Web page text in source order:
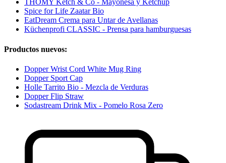
THOMY Ketch & Co - Mayonesa y Ketchup
Spice for Life Zaatar Bio
EatDream Crema para Untar de Avellanas
Küchenprofi CLASSIC - Prensa para hamburguesas
Productos nuevos:
Dopper Wrist Cord White Mug Ring
Dopper Sport Cap
Holle Tarrito Bio - Mezcla de Verduras
Dopper Flip Straw
Sodastream Drink Mix - Pomelo Rosa Zero